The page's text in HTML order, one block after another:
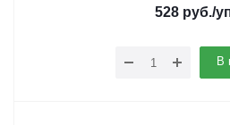
528 руб./
В